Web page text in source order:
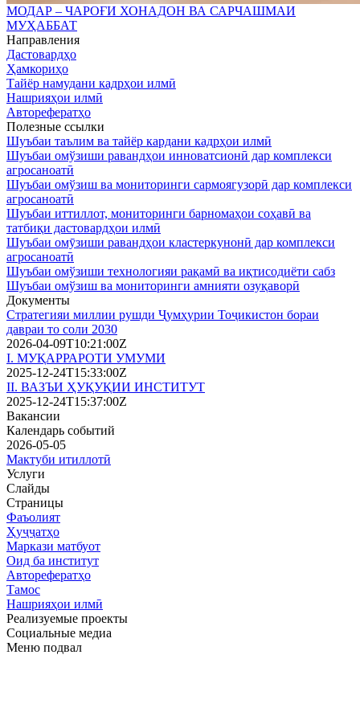
МОДАР – ЧАРОҒИ ХОНАДОН ВА САРЧАШМАИ
МУҲАББАТ
Направления
Дастовардҳо
Ҳамкориҳо
Тайёр намудани кадрҳои илмӣ
Нашрияҳои илмӣ
Авторефератҳо
Полезные ссылки
Шуъбаи таълим ва тайёр кардани кадрҳои илмӣ
Шуъбаи омўзиши равандҳои инноватсионӣ дар комплекси
агросаноатӣ
Шуъбаи омўзиш ва мониторинги сармоягузорӣ дар комплекси
агросаноатӣ
Шуъбаи иттиллот, мониторинги барномаҳои соҳавӣ ва
татбиқи дастовардҳои илмӣ
Шуъбаи омӯзиши равандҳои кластеркунонӣ дар комплекси
агросаноатӣ
Шуъбаи омўзиши технологияи рақамӣ ва иқтисодиёти сабз
Шуъбаи омўзиш ва мониторинги амнияти озуқаворӣ
Документы
Стратегияи миллии рушди Ҷумҳурии Тоҷикистон бораи
давраи то соли 2030
2026-04-09T10:21:00Z
І. МУҚАРРАРОТИ УМУМИ
2025-12-24T15:33:00Z
ІІ. ВАЗЪИ ҲУҚУҚИИ ИНСТИТУТ
2025-12-24T15:37:00Z
Вакансии
Календарь событий
2026-05-05
Мактуби итиллотӣ
Услуги
Слайды
Страницы
Фаъолият
Ҳуҷҷатҳо
Маркази матбуот
Оид ба институт
Авторефератҳо
Тамос
Нашрияҳои илмӣ
Реализуемые проекты
Социальные медиа
Меню подвал